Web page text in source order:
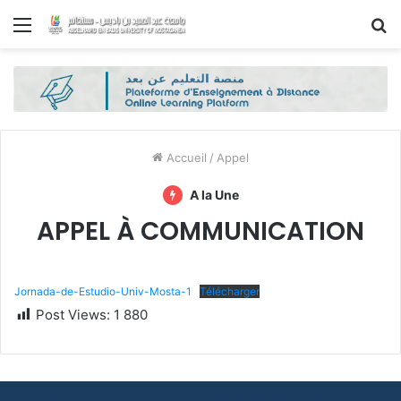
Menu
Accueil / Appel
A la Une
APPEL À COMMUNICATION
Jornada-de-Estudio-Univ-Mosta-1 Télécharger
Post Views: 1 880